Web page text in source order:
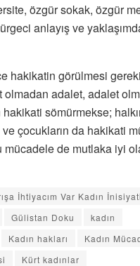
özgür sokak, özgür
anlayış ve
hakikatin görülmesi
adalet, adalet
sömürmekse;
ve çocukların da hakikati
de mutlaka iyi
İhtiyacım Var Kadın
Gülistan Doku
kadın
Kadın hakları
Kadın
Kürt kadınlar